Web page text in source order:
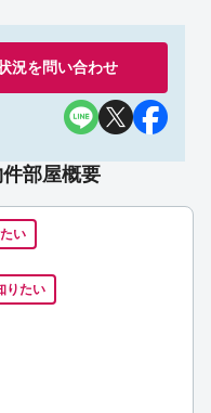
況を問い合わせ
部屋概要
い
りたい